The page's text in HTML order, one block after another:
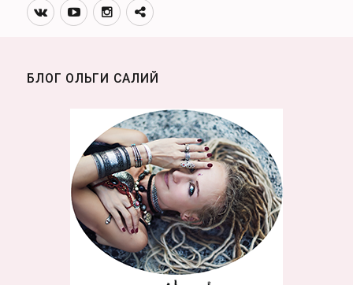
Вконтакте
YoutubeИнстаграмм
Телеграм
БЛОГ ОЛЬГИ САЛИЙ